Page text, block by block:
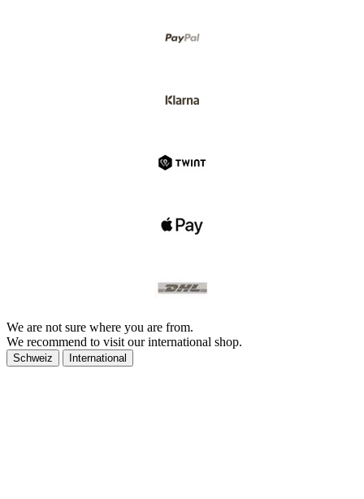
We are not sure where you are from.
We recommend to visit our international shop.
Schweiz International